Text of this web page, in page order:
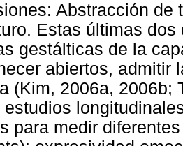
Abstracción
Estas últimas
gestálticas de la
abiertos, admitir
(Kim, 2006a, 2006b;
estudios
para medir